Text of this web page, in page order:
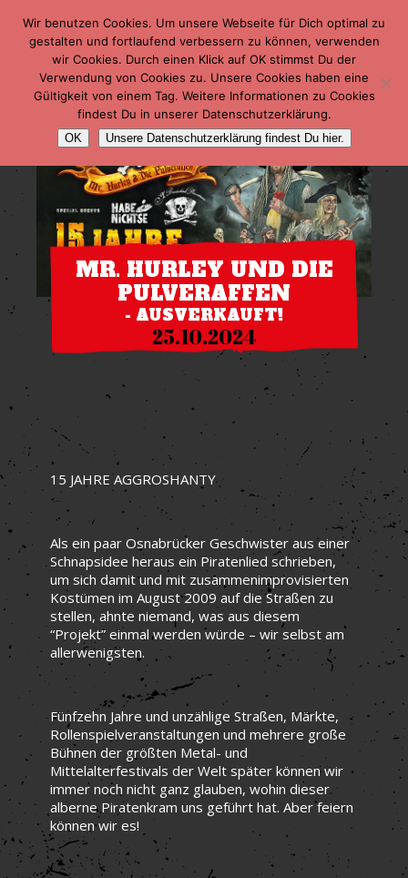
MR. HURLEY UND DIE
PULVERAFFEN
- AUSVERKAUFT!
25.10.2024
15 JAHRE AGGROSHANTY
Als ein paar Osnabrücker Geschwister aus einer
Schnapsidee heraus ein Piratenlied schrieben,
um sich damit und mit zusammenimprovisierten
Kostümen im August 2009 auf die Straßen zu
stellen, ahnte niemand, was aus diesem
“Projekt” einmal werden würde – wir selbst am
allerwenigsten.
Fünfzehn Jahre und unzählige Straßen, Märkte,
Rollenspielveranstaltungen und mehrere große
Bühnen der größten Metal- und
Mittelalterfestivals der Welt später können wir
immer noch nicht ganz glauben, wohin dieser
alberne Piratenkram uns geführt hat. Aber feiern
können wir es!
Wir benutzen Cookies. Um unsere Webseite für Dich optimal zu
gestalten und fortlaufend verbessern zu können, verwenden
wir Cookies. Durch einen Klick auf OK stimmst Du der
Verwendung von Cookies zu. Unsere Cookies haben eine
Gültigkeit von einem Tag. Weitere Informationen zu Cookies
findest Du in unserer Datenschutzerklärung.
OK Unsere Datenschutzerklärung findest Du hier.